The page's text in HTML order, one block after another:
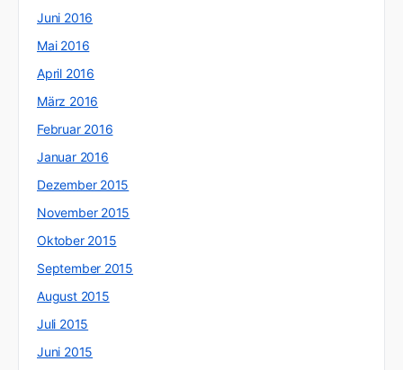
Juni 2016
Mai 2016
April 2016
März 2016
Februar 2016
Januar 2016
Dezember 2015
November 2015
Oktober 2015
September 2015
August 2015
Juli 2015
Juni 2015